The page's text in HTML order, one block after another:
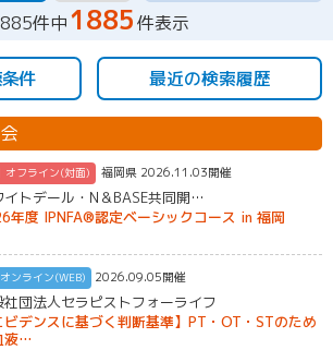
件中1885件表示
件 最近の検索履歴
オフライン(対面) 福岡県 2026.11.03開催
イトデール・N＆BASE共同開…
年度 IPNFA®認定ベーシックコース in 福岡
オンライン(WEB) 2026.09.05開催
社団法人セラピストフォーライフ
ビデンスに基づく判断基準】PT・OT・STのため
液…